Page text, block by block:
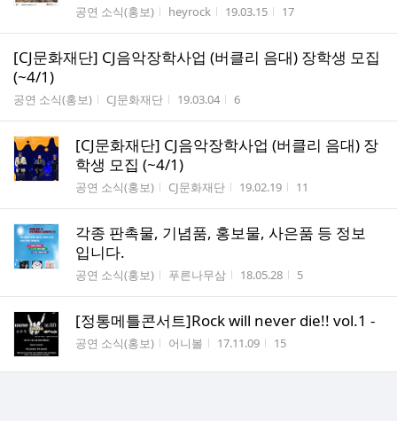
게시판명
공연 소식(홍보) 작성자
heyrock 작성시간
19.03.15 조회수
17
[CJ문화재단] CJ음악장학사업 (버클리 음대) 장학생 모집
(~4/1)
게시판명
공연 소식(홍보) 작성자
CJ문화재단 작성시간
19.03.04 조회수
6
[CJ문화재단] CJ음악장학사업 (버클리 음대) 장
학생 모집 (~4/1)
게시판명
공연 소식(홍보) 작성자
CJ문화재단 작성시간
19.02.19 조회수
11
각종 판촉물, 기념품, 홍보물, 사은품 등 정보
입니다.
게시판명
공연 소식(홍보) 작성자
푸른나무삼 작성시간
18.05.28 조회수
5
[정통메틀콘서트]Rock will never die!! vol.1 -
게시판명
공연 소식(홍보) 작성자
어니볼 작성시간
17.11.09 조회수
15